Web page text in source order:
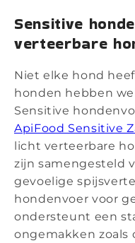
Sensitive
verteerbare
Niet elke hond
honden hebben
Sensitive
ApiFood Sensitive
licht verteerbare
zijn samengesteld
gevoelige
hondenvoer voor
ondersteunt een
ongemakken zoals